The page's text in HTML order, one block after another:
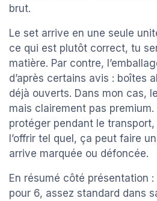
brut.
Le set arrive en une seule
ce qui est plutôt correct, tu
matière. Par contre,
d’après certains avis : boîtes
déjà ouverts. Dans mon cas,
mais clairement pas
protéger pendant le
l’offrir tel quel, ça peut faire
arrive marquée ou défoncée.
En résumé côté présentation
pour 6, assez standard dans